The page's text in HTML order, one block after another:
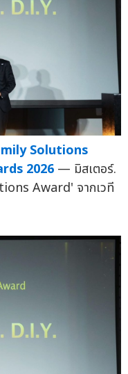
Solutions
2026 — มิสเตอร์.
Award' จากเวที